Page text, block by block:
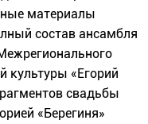
материалы
состав ансамбля
культуры «Егорий
свадьбы
«Берегиня»